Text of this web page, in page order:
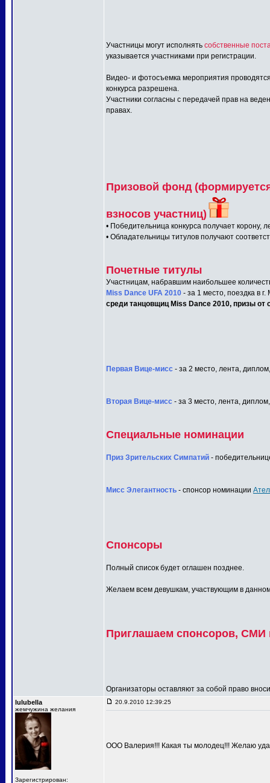
Участницы могут исполнять собственные
указывается участниками при регистрации.
Видео- и фотосъемка мероприятия
конкурса разрешена.
Участники согласны с передачей прав на
правах.
Призовой фонд
взносов участниц)
• Победительница конкурса получает корону,
• Обладательницы титулов получают
Почетные титулы
Участницам, набравшим наибольшее
Miss Dance UFA 2010 - за 1 место, поездка в
среди танцовщиц Miss Dance 2010, призы от
Первая Вице-мисс - за 2 место, лента,
Вторая Вице-мисс - за 3 место, лента,
Специальные номинации
Приз Зрительских Симпатий -
Мисс Элегантность - спонсор номинации
Спонсоры
Полный список будет оглашен позднее.
Желаем всем девушкам, участвующим в данном
Приглашаем спонсоров, СМИ
Организаторы оставляют за собой право
lulubella
жемчужина желания
Зарегистрирован:
20.9.2010 12:39:25
ООО Валерия!!! Какая ты молодец!!! Желаю